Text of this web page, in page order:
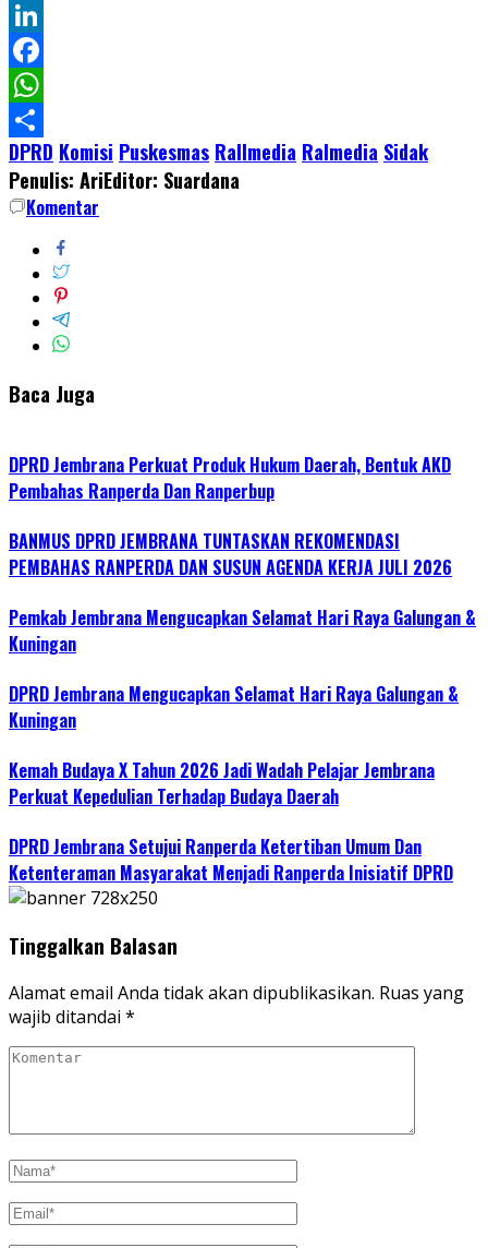
Twitter
LinkedIn
Facebook
WhatsApp
Share
DPRD Komisi Puskesmas Rallmedia Ralmedia Sidak
Penulis: AriEditor: Suardana
Komentar
Baca Juga
DPRD Jembrana Perkuat Produk Hukum Daerah, Bentuk AKD
Pembahas Ranperda Dan Ranperbup
BANMUS DPRD JEMBRANA TUNTASKAN REKOMENDASI
PEMBAHAS RANPERDA DAN SUSUN AGENDA KERJA JULI 2026
Pemkab Jembrana Mengucapkan Selamat Hari Raya Galungan &
Kuningan
DPRD Jembrana Mengucapkan Selamat Hari Raya Galungan &
Kuningan
Kemah Budaya X Tahun 2026 Jadi Wadah Pelajar Jembrana
Perkuat Kepedulian Terhadap Budaya Daerah
DPRD Jembrana Setujui Ranperda Ketertiban Umum Dan
Ketenteraman Masyarakat Menjadi Ranperda Inisiatif DPRD
Tinggalkan Balasan
Alamat email Anda tidak akan dipublikasikan. Ruas yang
wajib ditandai *